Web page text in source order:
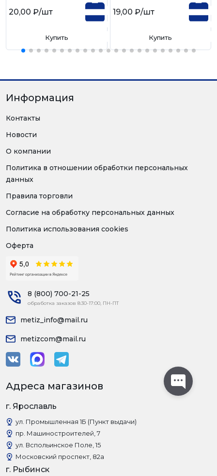
20,00 ₽/шт
Купить
19,00 ₽/шт
Купить
Информация
Контакты
Новости
О компании
Политика в отношении обработки персональных
данных
Правила торговли
Согласие на обработку персональных данных
Политика использования cookies
Оферта
8 (800) 700-21-25
обработка заказов 8:30-17:00, ПН-ПТ
metiz_info@mail.ru
metizcom@mail.ru
Адреса магазинов
г. Ярославль
ул. Промышленная 1Б (Пункт выдачи)
пр. Машиностроителей, 7
ул. Вспольинское Поле, 15
Московский проспект, 82а
г. Рыбинск